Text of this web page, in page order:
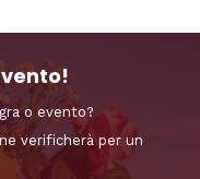
o evento?
verificherà per un